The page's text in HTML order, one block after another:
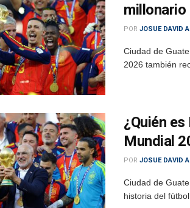
millonario
POR JOSUE DAVID
Ciudad de
2026 también
¿Quién
Mundial
POR JOSUE DAVID
Ciudad de
historia del